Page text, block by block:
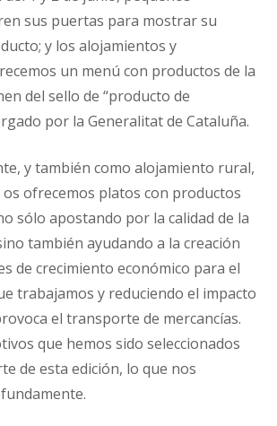
sus puertas para mostrar su
y los alojamientos y
un menú con productos de la
del sello de “producto de
por la Generalitat de Cataluña.
y también como alojamiento rural,
os ofrecemos platos con productos
sólo apostando por la calidad de la
también ayudando a la creación
de crecimiento económico para el
trabajamos y reduciendo el impacto
el transporte de mercancías.
que hemos sido seleccionados
de esta edición, lo que nos